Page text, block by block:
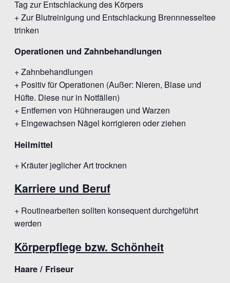
Tag zur Entschlackung des Körpers
+ Zur Blutreinigung und Entschlackung Brennnesseltee
trinken
Operationen und Zahnbehandlungen
+ Zahnbehandlungen
+ Positiv für Operationen (Außer: Nieren, Blase und
Hüfte. Diese nur in Notfällen)
+ Entfernen von Hühneraugen und Warzen
+ Eingewachsen Nägel korrigieren oder ziehen
Heilmittel
+ Kräuter jeglicher Art trocknen
Karriere und Beruf
+ Routinearbeiten sollten konsequent durchgeführt
werden
Körperpflege bzw. Schönheit
Haare / Friseur